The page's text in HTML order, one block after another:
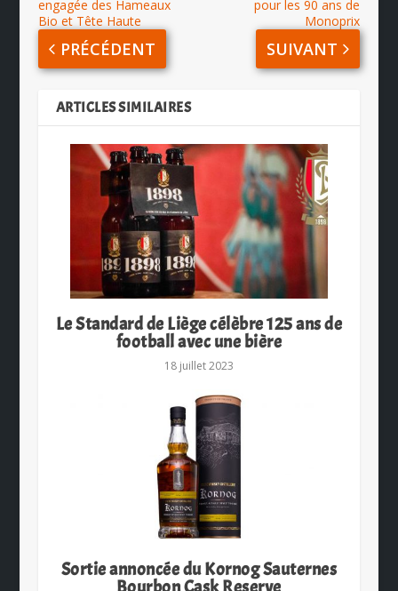
engagée des Hameaux
Bio et Tête Haute
PRÉCÉDENT
pour les 90 ans de
Monoprix
SUIVANT
ARTICLES SIMILAIRES
Le Standard de Liège célèbre 125 ans de
football avec une bière
18 juillet 2023
Sortie annoncée du Kornog Sauternes